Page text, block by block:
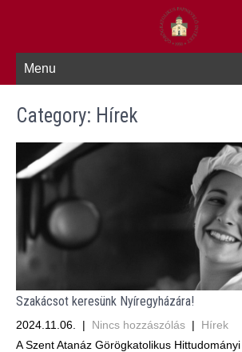
Menu
Category: Hírek
Szakácsot keresünk Nyíregyházára!
2024.11.06. | Nincs hozzászólás | Hírek
A Szent Atanáz Görögkatolikus